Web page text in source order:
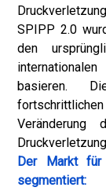
SPIPP 2.0
den
basieren.
Veränderung
Der Markt für
segmentiert: